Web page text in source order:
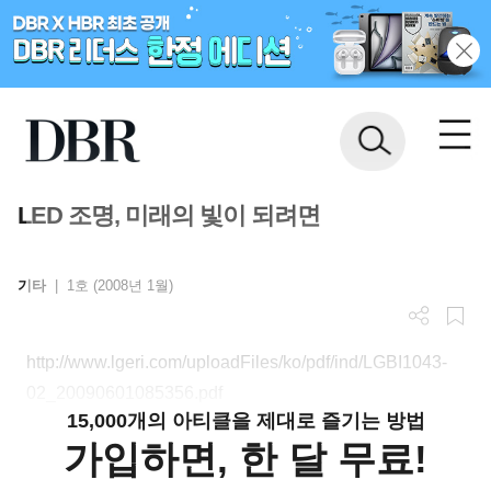
LED 조명, 미래의 빛이 되려면
기타 1호 (2008년 1월)
http://www.lgeri.com/uploadFiles/ko/pdf/ind/LGBI1043-
15,000개의 아티클을 제대로 즐기는 방법
가입하면, 한 달 무료!